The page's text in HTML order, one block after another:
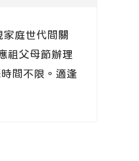
庭世代間關
祖父母節辦理
間不限。適逢